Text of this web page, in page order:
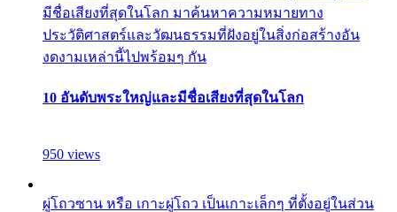
มีชื่อเสียงที่สุดในโลก มาค้นหาความหมายทาง
ประวัติศาสตร์และวัฒนธรรมที่ฝังอยู่ในสิ่งก่อสร้างอัน
งดงามเหล่านี้ไปพร้อมๆ กัน
10 อันดับพระใหญ่และมีชื่อเสียงที่สุดในโลก
950 views
ผู่โถวซาน หรือ เกาะผู่โถว เป็นเกาะเล็กๆ ที่ตั้งอยู่ในส่วน